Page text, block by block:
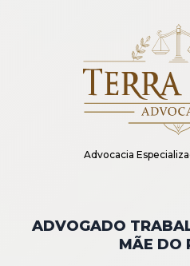
Advocacia
ADVOGADO
MÃE DO